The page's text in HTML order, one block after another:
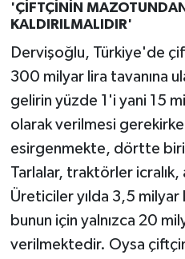
'ÇİFTÇİNİN
KALDIRILMALIDIR'
Dervişoğlu, Türkiye'de
300 milyar lira tavanına
gelirin yüzde 1'i yani 15
olarak verilmesi
esirgenmekte, dörtte
Tarlalar, traktörler icralık,
Üreticiler yılda 3,5
bunun için yalnızca 20
verilmektedir. Oysa